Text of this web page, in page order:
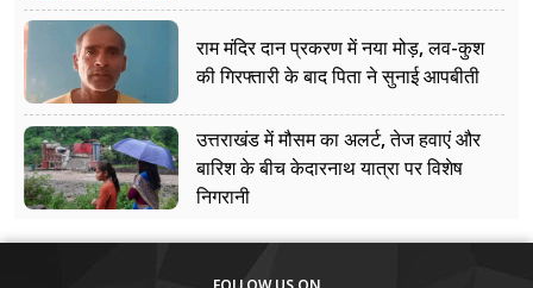
राम मंदिर दान प्रकरण में नया मोड़, लव-कुश
की गिरफ्तारी के बाद पिता ने सुनाई आपबीती
उत्तराखंड में मौसम का अलर्ट, तेज हवाएं और
बारिश के बीच केदारनाथ यात्रा पर विशेष
निगरानी